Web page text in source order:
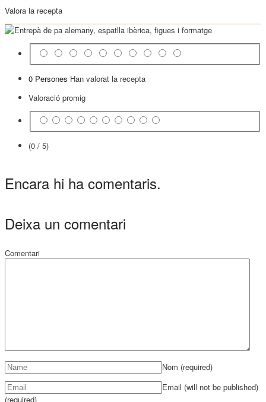
Valora la recepta
0 Persones Han valorat la recepta
Valoració promig
(0 / 5)
Encara hi ha comentaris.
Deixa un comentari
Comentari
Nom (required)
Email (will not be published)
(required)